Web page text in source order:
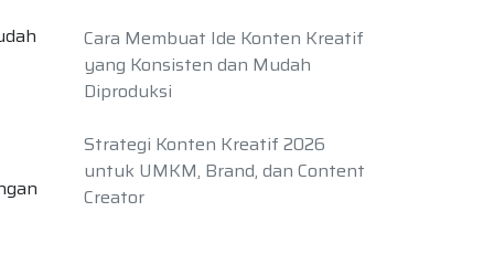
Cara Membuat Ide Konten Kreatif
yang Konsisten dan Mudah
Diproduksi
Strategi Konten Kreatif 2026
untuk UMKM, Brand, dan Content
Creator